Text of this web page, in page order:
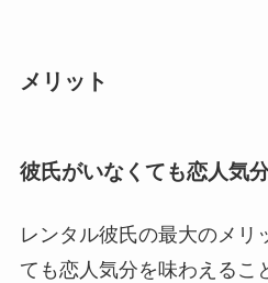
メリット
彼氏がいなくても恋人気
レンタル彼氏の最大のメリ
ても恋人気分を味わえるこ